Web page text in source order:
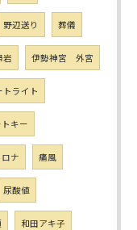
野辺送り 葬儀
岩 伊勢神宮 外宮
トライト
キー
ナ 痛風
尿酸値
和田アキ子